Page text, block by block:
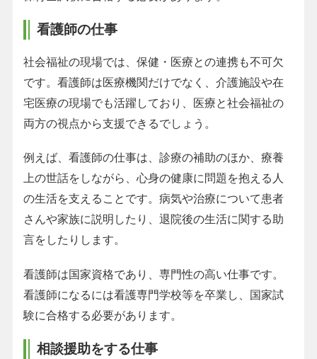
看護師の仕事
社会福祉の現場では、保健・医療との連携も不可欠
です。看護師は医療機関だけでなく、介護施設や在
宅医療の現場でも活躍しており、医療と社会福祉の
両方の視点から支援できるでしょう。
例えば、看護師の仕事は、診療の補助のほか、療養
上の世話をしながら、心身の健康に問題を抱える人
の生活を支えることです。病気や治療について患者
さんや家族に説明したり、退院後の生活に関する助
言をしたりします。
看護師は国家資格であり、専門性の高い仕事です。
看護師になるには看護専門学校等を卒業し、国家試
験に合格する必要があります。
相談援助をする仕事